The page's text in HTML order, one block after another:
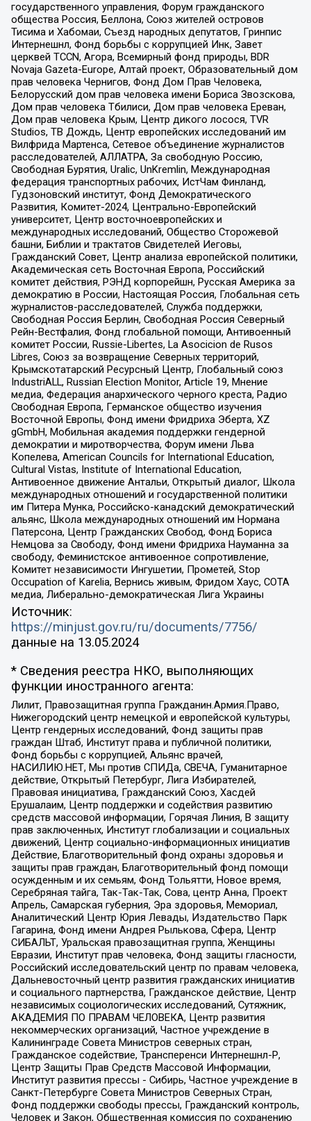
государственного управления, Форум гражданского
общества Россия, Беллона, Союз жителей островов
Тисима и Хабомаи, Съезд народных депутатов, Гринпис
Интернешнл, Фонд борьбы с коррупцией Инк, Завет
церквей TCCN, Агора, Всемирный фонд природы, BDR
Novaja Gazeta-Europe, Алтай проект, Образовательный дом
прав человека Чернигов, Фонд Дом Прав Человека,
Белорусский дом прав человека имени Бориса Звозскова,
Дом прав человека Тбилиси, Дом прав человека Ереван,
Дом прав человека Крым, Центр дикого лосося, TVR
Studios, ТВ Дождь, Центр европейских исследований им
Вилфрида Мартенса, Сетевое объединение журналистов
расследователей, АЛЛАТРА, За свободную Россию,
Свободная Бурятия, Uralic, UnKremlin, Международная
федерация транспортных рабочих, ИстЧам Финланд,
Гудзоновский институт, Фонд Демократического
Развития, Комитет-2024, Центрально-Европейский
университет, Центр восточноевропейских и
международных исследований, Общество Сторожевой
башни, Библии и трактатов Свидетелей Иеговы,
Гражданский Совет, Центр анализа европейской политики,
Академическая сеть Восточная Европа, Российский
комитет действия, РЭНД корпорейшн, Русская Америка за
демократию в России, Настоящая Россия, Глобальная сеть
журналистов-расследователей, Служба поддержки,
Свободная Россия Берлин, Свободная Россия Северный
Рейн-Вестфалия, Фонд глобальной помощи, Антивоенный
комитет России, Russie-Libertes, La Asocicion de Rusos
Libres, Союз за возвращение Северных территорий,
Крымскотатарский Ресурсный Центр, Глобальный союз
IndustriALL, Russian Election Monitor, Article 19, Мнение
медиа, Федерация анархического черного креста, Радио
Свободная Европа, Германское общество изучения
Восточной Европы, Фонд имени Фридриха Эберта, XZ
gGmbH, Мобильная академия поддержки гендерной
демократии и миротворчества, Форум имени Льва
Копелева, American Councils for International Education,
Cultural Vistas, Institute of International Education,
Антивоенное движение Антальи, Открытый диалог, Школа
международных отношений и государственной политики
им Питера Мунка, Российско-канадский демократический
альянс, Школа международных отношений им Нормана
Патерсона, Центр Гражданских Свобод, Фонд Бориса
Немцова за Свободу, Фонд имени Фридриха Науманна за
свободу, Феминистское антивоенное сопротивление,
Комитет независимости Ингушетии, Прометей, Stop
Occupation of Karelia, Вернись живым, Фридом Хаус, СОТА
медиа, Либерально-демократическая Лига Украины
Источник:
https://minjust.gov.ru/ru/documents/7756/
данные на 13.05.2024
* Сведения реестра НКО, выполняющих
функции иностранного агента:
Лилит, Правозащитная группа Гражданин.Армия.Право,
Нижегородский центр немецкой и европейской культуры,
Центр гендерных исследований, Фонд защиты прав
граждан Штаб, Институт права и публичной политики,
Фонд борьбы с коррупцией, Альянс врачей,
НАСИЛИЮ.НЕТ, Мы против СПИДа, СВЕЧА, Гуманитарное
действие, Открытый Петербург, Лига Избирателей,
Правовая инициатива, Гражданский Союз, Хасдей
Ерушалаим, Центр поддержки и содействия развитию
средств массовой информации, Горячая Линия, В защиту
прав заключенных, Институт глобализации и социальных
движений, Центр социально-информационных инициатив
Действие, Благотворительный фонд охраны здоровья и
защиты прав граждан, Благотворительный фонд помощи
осужденным и их семьям, Фонд Тольятти, Новое время,
Серебряная тайга, Так-Так-Так, Сова, центр Анна, Проект
Апрель, Самарская губерния, Эра здоровья, Мемориал,
Аналитический Центр Юрия Левады, Издательство Парк
Гагарина, Фонд имени Андрея Рылькова, Сфера, Центр
СИБАЛЬТ, Уральская правозащитная группа, Женщины
Евразии, Институт прав человека, Фонд защиты гласности,
Российский исследовательский центр по правам человека,
Дальневосточный центр развития гражданских инициатив
и социального партнерства, Гражданское действие, Центр
независимых социологических исследований, Сутяжник,
АКАДЕМИЯ ПО ПРАВАМ ЧЕЛОВЕКА, Центр развития
некоммерческих организаций, Частное учреждение в
Калининграде Совета Министров северных стран,
Гражданское содействие, Трансперенси Интернешнл-Р,
Центр Защиты Прав Средств Массовой Информации,
Институт развития прессы - Сибирь, Частное учреждение в
Санкт-Петербурге Совета Министров Северных Стран,
Фонд поддержки свободы прессы, Гражданский контроль,
Человек и Закон, Общественная комиссия по сохранению